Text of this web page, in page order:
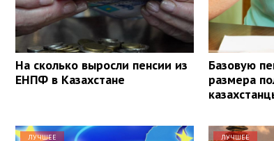
На сколько выросли пенсии из
ЕНПФ в Казахстане
Базовую
размера
ЛУЧШЕЕ ЛУЧШЕЕ